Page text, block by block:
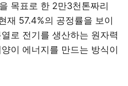
목표로 한 2만3천톤짜리
재 57.4%의 공정률을 보이
로 전기를 생산하는 원자력
이 에너지를 만드는 방식이